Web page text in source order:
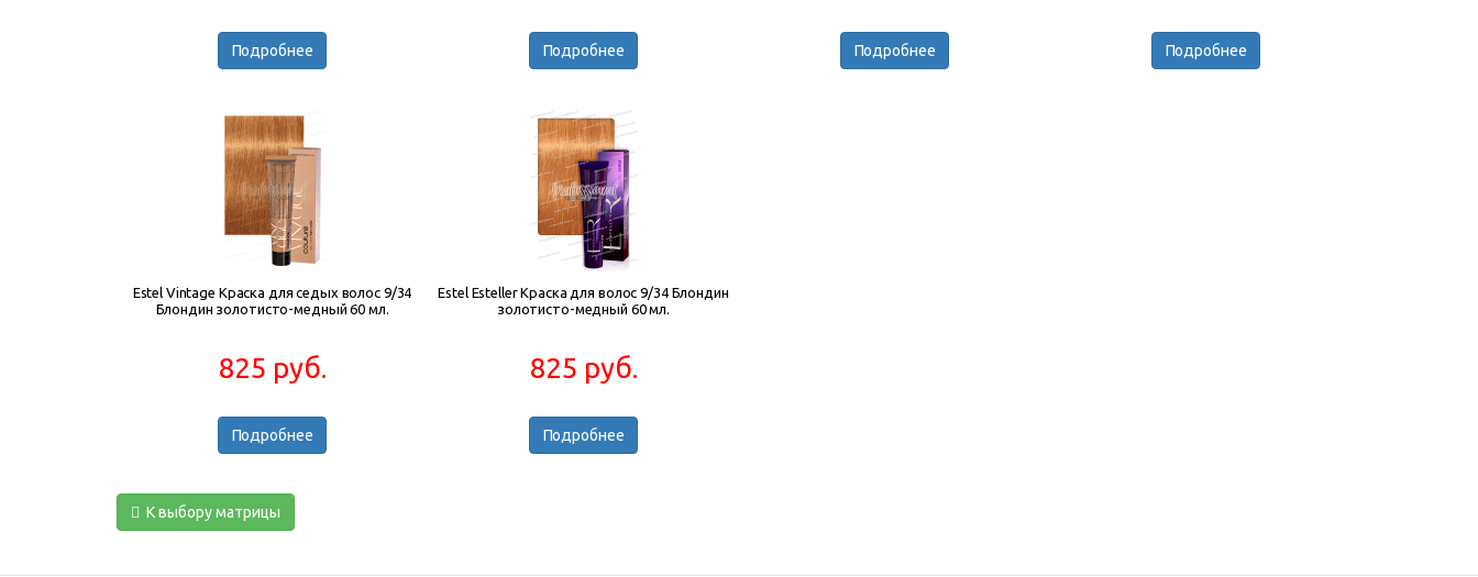
Подробнее Подробнее Подробнее Подробнее
Estel Vintage Краска для седых волос 9/34
Блондин золотисто-медный 60 мл.
825 руб.
Подробнее
Estel Esteller Краска для волос 9/34 Блондин
золотисто-медный 60 мл.
825 руб.
Подробнее
К выбору матрицы